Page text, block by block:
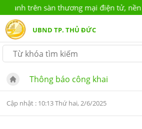
trên sàn thương mại điện tử, nền
UBND TP. THỦ ĐỨC
Thông báo công khai
Cập nhật : 10:13 Thứ hai, 2/6/2025